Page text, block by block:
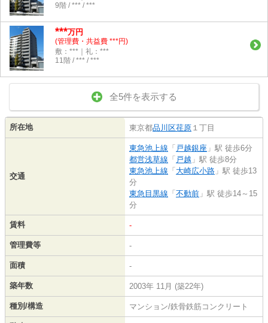
9階 / *** / ***
***万円
(管理費・共益費 ***円)
敷：***｜礼：***
11階 / *** / ***
全5件を表示する
所在地 東京都品川区荏原 １丁目
交通
東急池上線 「 戸越銀座 」駅 徒歩6分
都営浅草線 「 戸越 」駅 徒歩8分
東急池上線 「 大崎広小路 」駅 徒歩13
分
東急目黒線 「 不動前 」駅 徒歩14～15
分
賃料 -
管理費等 -
面積 -
築年数 2003年 11月 (築22年)
種別/構造 マンション/鉄骨鉄筋コンクリート